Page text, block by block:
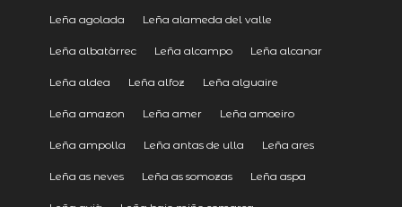
Leña agolada Leña alameda del valle
Leña albatàrrec Leña alcampo Leña alcanar
Leña aldea Leña alfoz Leña alguaire
Leña amazon Leña amer Leña amoeiro
Leña ampolla Leña antas de ulla Leña ares
Leña as neves Leña as somozas Leña aspa